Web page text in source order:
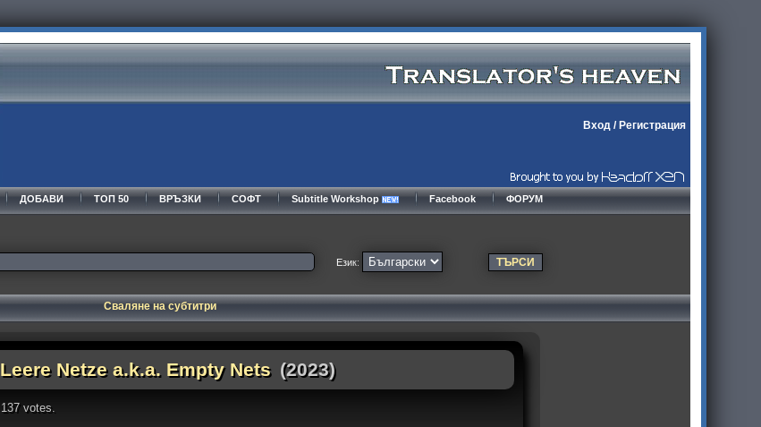
Вход/ Регистрация
ДОБАВИ ТОП 50 ВРЪЗКИ СОФТ Subtitle Workshop Facebook ФОРУМ
Език:
Сваляне на субтитри
Leere Netze a.k.a. Empty Nets (2023)
137 votes.